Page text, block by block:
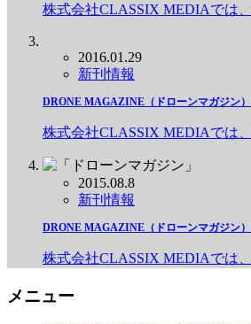
株式会社CLASSIX MEDIAでは
2016.01.29
新刊情報
DRONE MAGAZINE（ドローンマガジン
株式会社CLASSIX MEDIAでは
2015.08.8
新刊情報
DRONE MAGAZINE（ドローンマガジン
株式会社CLASSIX MEDIAでは
メニュー